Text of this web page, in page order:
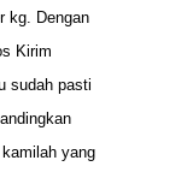
kg. Dengan
Kirim
sudah pasti
yang